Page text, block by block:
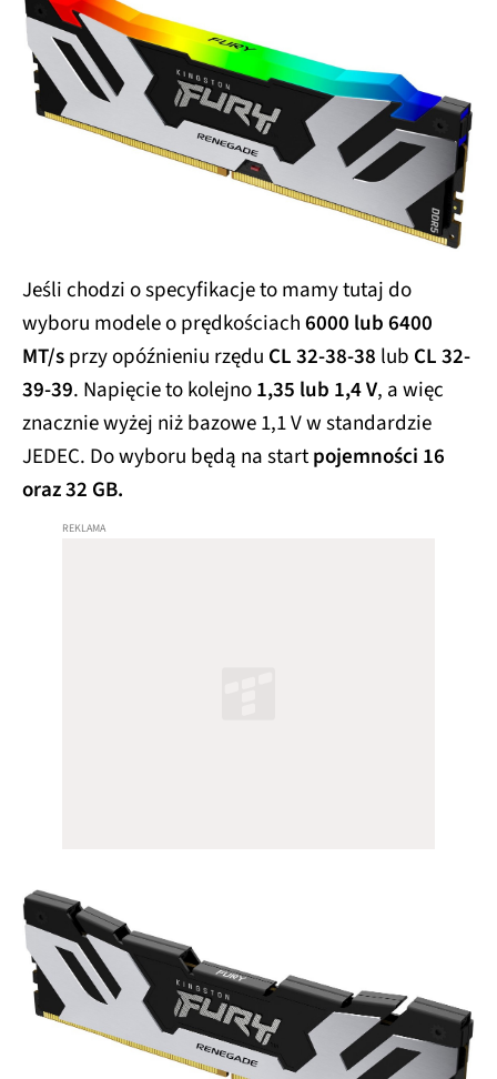
Jeśli chodzi o specyfikacje to mamy tutaj do
wyboru modele o prędkościach6000 lub 6400
MT/sprzy opóźnieniu rzędu CL 32-38-38 lub CL 32-
39-39. Napięcie to kolejno1,35 lub 1,4 V, a więc
znacznie wyżej niż bazowe 1,1 V w standardzie
JEDEC. Do wyboru będą na startpojemności 16
oraz 32 GB.